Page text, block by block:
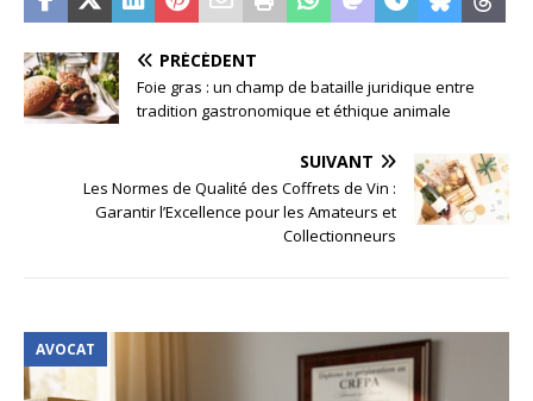
PRÉCÉDENT
Foie gras : un champ de bataille juridique entre
tradition gastronomique et éthique animale
SUIVANT
Les Normes de Qualité des Coffrets de Vin :
Garantir l’Excellence pour les Amateurs et
Collectionneurs
AVOCAT